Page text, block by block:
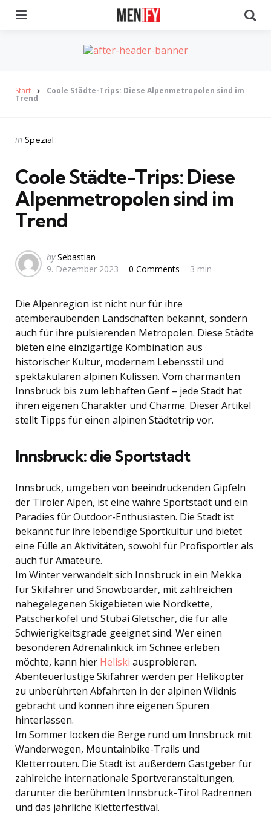
Start Coole Städte-Trips: Diese Alpenmetropolen sind im
Trend
Categories
Posted
in Spezial
Coole Städte-Trips: Diese
Alpenmetropolen sind im
Trend
Posted
by
by Sebastian
9. Dezember 2023
0 Comments 3 min
Die Alpenregion ist nicht nur für ihre
atemberaubenden Landschaften bekannt, sondern
auch für ihre pulsierenden Metropolen. Diese Städte
bieten eine einzigartige Kombination aus
historischer Kultur, modernem Lebensstil und
spektakulären alpinen Kulissen. Vom charmanten
Innsbruck bis zum lebhaften Genf – jede Stadt hat
ihren eigenen Charakter und Charme. Dieser Artikel
stellt Tipps für einen alpinen Städtetrip vor.
Innsbruck: die Sportstadt
Innsbruck, umgeben von beeindruckenden Gipfeln
der Tiroler Alpen, ist eine wahre Sportstadt und ein
Paradies für Outdoor-Enthusiasten. Die Stadt ist
bekannt für ihre lebendige Sportkultur und bietet
eine Fülle an Aktivitäten, sowohl für Profisportler als
auch für Amateure.
Im Winter verwandelt sich Innsbruck in ein Mekka
für Skifahrer und Snowboarder, mit zahlreichen
nahegelegenen Skigebieten wie Nordkette,
Patscherkofel und Stubai Gletscher, die für alle
Schwierigkeitsgrade geeignet sind. Wer einen
besonderen Adrenalinkick im Schnee erleben
möchte, kann hier Heliski ausprobieren.
Abenteuerlustige Skifahrer werden per Helikopter
zu unberührten Abfahrten in der alpinen Wildnis
gebracht und können ihre eigenen Spuren
hinterlassen.
Im Sommer locken die Berge rund um Innsbruck mit
Wanderwegen, Mountainbike-Trails und
Kletterrouten. Die Stadt ist außerdem Gastgeber für
zahlreiche internationale Sportveranstaltungen,
darunter die berühmten Innsbruck-Tirol Radrennen
und das jährliche Kletterfestival.